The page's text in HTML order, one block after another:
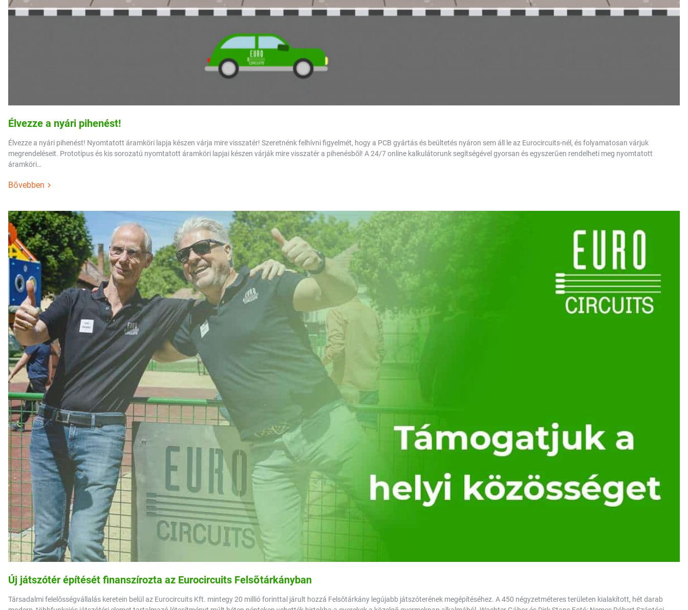
Élvezze a nyári pihenést!
Élvezze a nyári pihenést! Nyomtatott áramköri lapja készen várja mire visszatér! Szeretnénk felhívni figyelmét, hogy a PCB gyártás és beültetés nyáron sem áll le az Eurocircuits-nél, és folyamatosan várjuk
megrendeléseit. Prototípus és kis sorozatú nyomtatott áramköri lapjai készen várják mire visszatér a pihenésből! A 24/7 online kalkulátorunk segítségével gyorsan és egyszerűen rendelheti meg nyomtatott
áramköri…
Bővebben
Új játszótér építését finanszírozta az Eurocircuits Felsőtárkányban
Társadalmi felelősségvállalás keretein belül az Eurocircuits Kft. mintegy 20 millió forinttal járult hozzá Felsőtárkány legújabb játszóterének megépítéséhez. A 450 négyzetméteres területen kialakított, hét darab